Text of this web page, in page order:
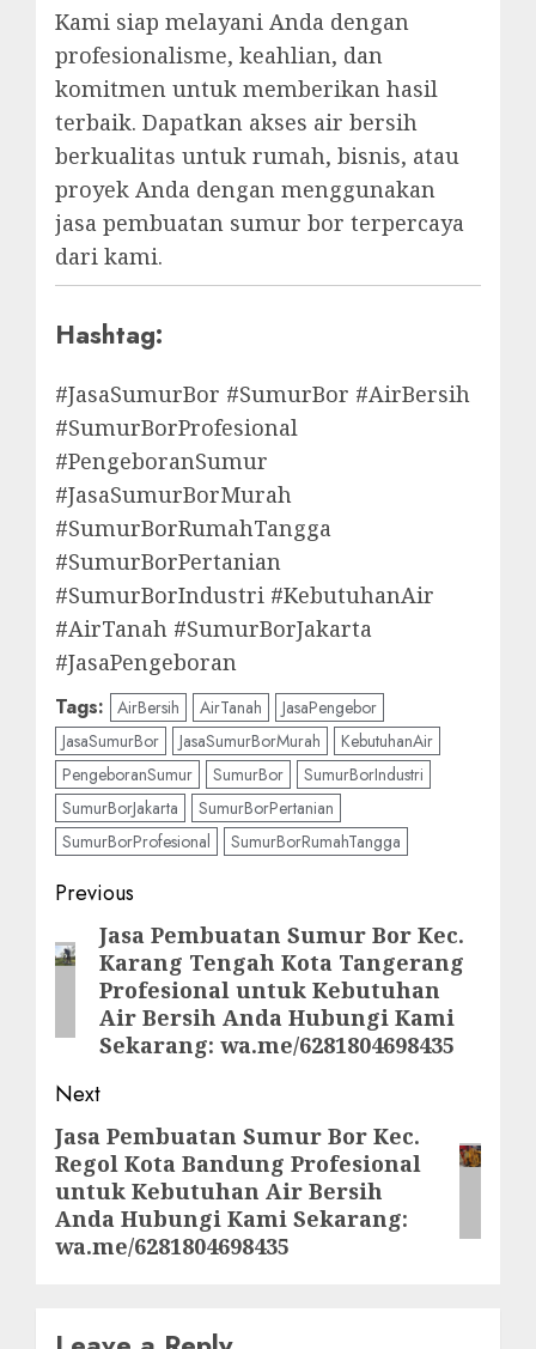
Kami siap melayani Anda dengan
profesionalisme, keahlian, dan
komitmen untuk memberikan hasil
terbaik. Dapatkan akses air bersih
berkualitas untuk rumah, bisnis, atau
proyek Anda dengan menggunakan
jasa pembuatan sumur bor terpercaya
dari kami.
Hashtag:
#JasaSumurBor #SumurBor #AirBersih
#SumurBorProfesional
#PengeboranSumur
#JasaSumurBorMurah
#SumurBorRumahTangga
#SumurBorPertanian
#SumurBorIndustri #KebutuhanAir
#AirTanah #SumurBorJakarta
#JasaPengeboran
Tags: AirBersih AirTanah
JasaPengebor
JasaSumurBor
JasaSumurBorMurah
KebutuhanAir
PengeboranSumur
SumurBor
SumurBorIndustri
SumurBorJakarta
SumurBorPertanian
SumurBorProfesional
SumurBorRumahTangga
Post
navigation
Previous
Previous
post:
Jasa Pembuatan Sumur Bor Kec.
Karang Tengah Kota Tangerang
Profesional untuk Kebutuhan
Air Bersih Anda Hubungi Kami
Sekarang: wa.me/6281804698435
Next
Next
post:
Jasa Pembuatan Sumur Bor Kec.
Regol Kota Bandung Profesional
untuk Kebutuhan Air Bersih
Anda Hubungi Kami Sekarang:
wa.me/6281804698435